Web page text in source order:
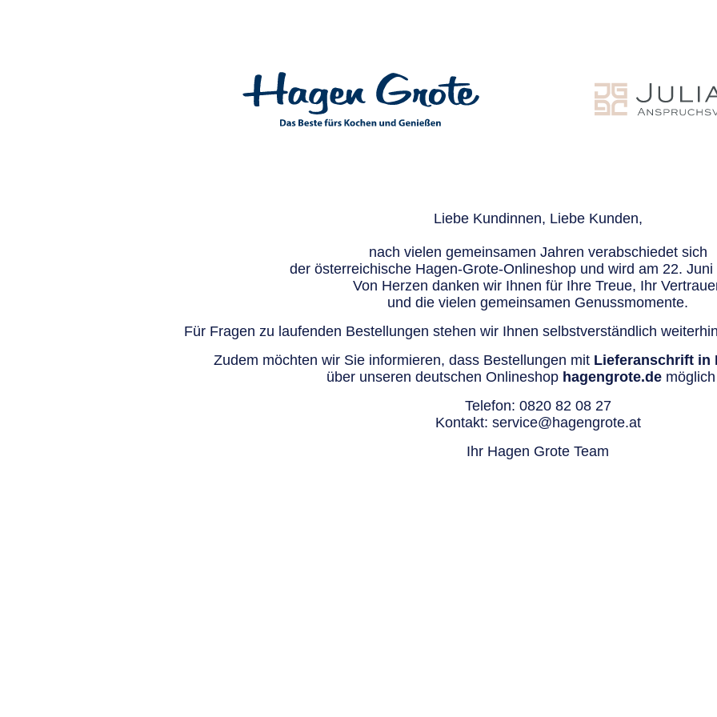
Liebe Kundinnen, Liebe Kunden,
nach vielen gemeinsamen Jahren verabschiedet sich
der österreichische Hagen-Grote-Onlineshop und wird am 22. Juni
Von Herzen danken wir Ihnen für Ihre Treue, Ihr
und die vielen gemeinsamen Genussmomente.
Für Fragen zu laufenden Bestellungen stehen wir Ihnen selbstverständlich
Zudem möchten wir Sie informieren, dass Bestellungen mit Lieferanschrift in
über unseren deutschen Onlineshop hagengrote.demöglich
Telefon: 0820 82 08 27
Kontakt: service@hagengrote.at
Ihr Hagen Grote Team